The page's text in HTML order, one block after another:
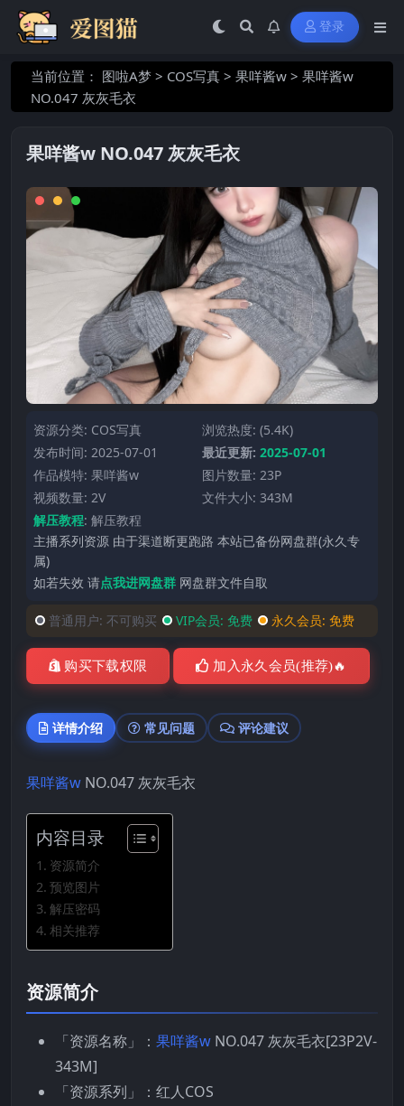
登录
当前位置： 图啦A梦 > COS写真 > 果咩酱w > 果咩酱w
NO.047 灰灰毛衣
果咩酱w NO.047 灰灰毛衣
资源分类: COS写真
浏览热度: (5.4K)
发布时间: 2025-07-01
最近更新: 2025-07-01
作品模特: 果咩酱w
图片数量: 23P
视频数量: 2V
文件大小: 343M
解压教程: 解压教程
主播系列资源 由于渠道断更跑路 本站已备份网盘群(永久专
属)
如若失效 请点我进网盘群 网盘群文件自取
普通用户: 不可购买 VIP会员: 免费 永久会员: 免费
购买下载权限 加入永久会员(推荐)🔥
详情介绍 常见问题 评论建议
果咩酱w NO.047 灰灰毛衣
内容目录
资源简介
预览图片
解压密码
相关推荐
资源简介
「资源名称」： 果咩酱w NO.047 灰灰毛衣[23P2V-
343M]
「资源系列」：红人COS